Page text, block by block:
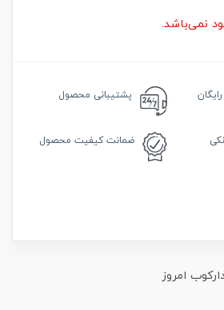
نمی‌باشد.
پشتیبانی محصول
ضمانت کیفیت محصول
امروز